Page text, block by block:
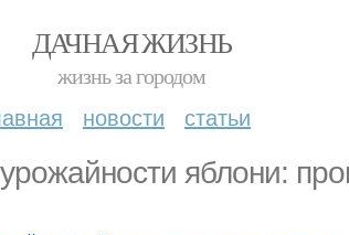
ДАЧНАЯ ЖИЗНЬ
жизнь за городом
новости статьи
яблони: